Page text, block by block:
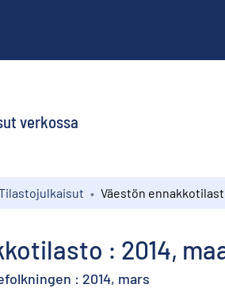
verkossa
: 2014,
: 2014, mars